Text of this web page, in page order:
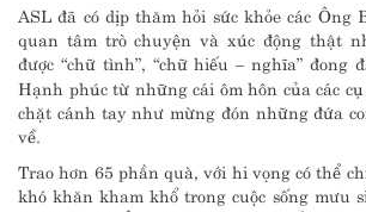
ASL đã có dịp thăm hỏi sức khỏe các Ông
quan tâm trò chuyện và xúc động thật
được “chữ tình”, “chữ hiếu – nghĩa” đong
Hạnh phúc từ những cái ôm hôn của các
chặt cánh tay như mừng đón những đứa
về.
Trao hơn 65 phần quà, với hi vọng có thể
khó khăn kham khổ trong cuộc sống mưu